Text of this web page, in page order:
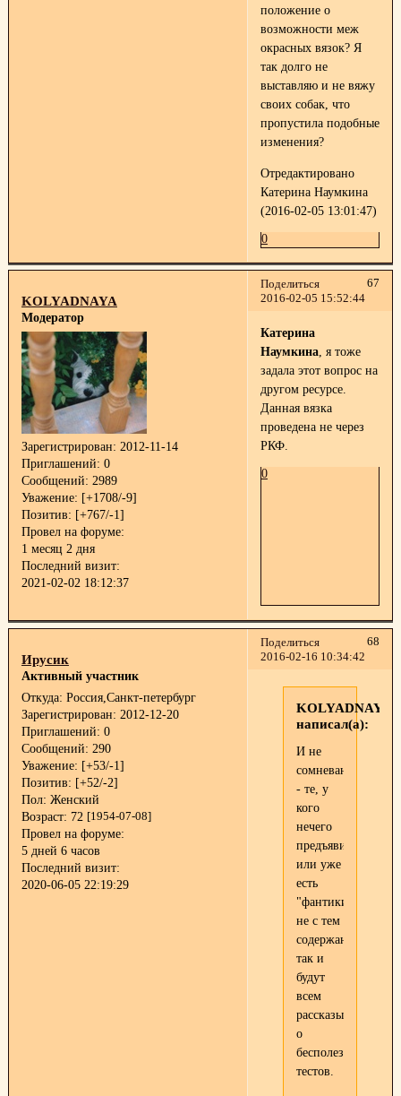
положение о
возможности меж
окрасных вязок? Я
так долго не
выставляю и не вяжу
своих собак, что
пропустила подобные
изменения?
Отредактировано
Катерина Наумкина
(2016-02-05 13:01:47)
0
Поделиться
67
2016-02-05 15:52:44
KOLYADNAYA
Модератор
Зарегистрирован: 2012-11-14
Приглашений: 0
Сообщений: 2989
Уважение: [+1708/-9]
Позитив: [+767/-1]
Провел на форуме:
1 месяц 2 дня
Последний визит:
2021-02-02 18:12:37
Катерина
Наумкина, я тоже
задала этот вопрос на
другом ресурсе.
Данная вязка
проведена не через
РКФ.
0
Поделиться
68
2016-02-16 10:34:42
Ирусик
Активный участник
Откуда: Россия,Санкт-петербург
Зарегистрирован: 2012-12-20
Приглашений: 0
Сообщений: 290
Уважение: [+53/-1]
Позитив: [+52/-2]
Пол: Женский
Возраст: 72 [1954-07-08]
Провел на форуме:
5 дней 6 часов
Последний визит:
2020-06-05 22:19:29
KOLYADNAYA
написал(а):
И не
сомневаюсь
- те, у
кого
нечего
предъявить,
или уже
есть
"фантики"
не с тем
содержанием,
так и
будут
всем
рассказывать
о
бесполезности
тестов.